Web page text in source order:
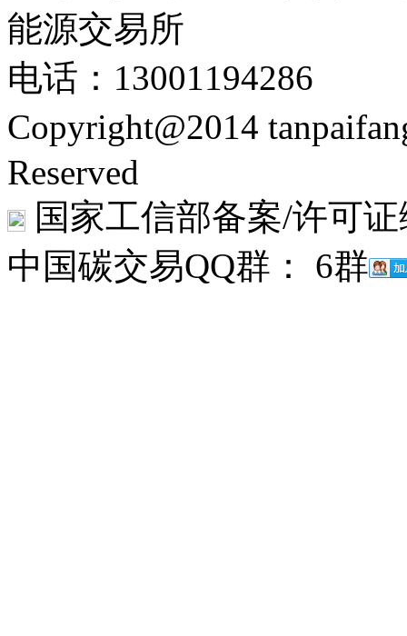
能源交易所
电话：13001194286
Copyright@2014
Reserved
国家工信部备案/许可
中国碳交易QQ群： 6群